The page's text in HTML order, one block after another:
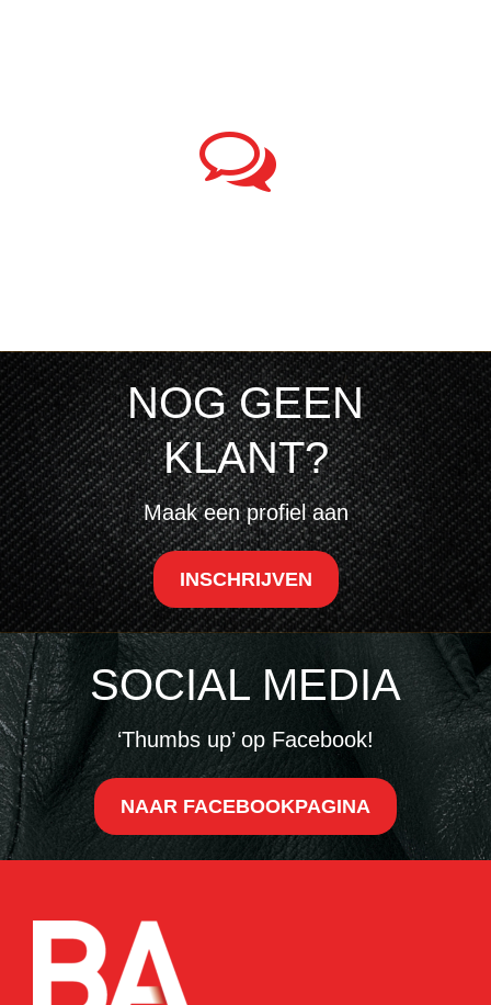
NOG GEEN
KLANT?
Maak een profiel aan
INSCHRIJVEN
SOCIAL MEDIA
‘Thumbs up’ op Facebook!
NAAR FACEBOOKPAGINA